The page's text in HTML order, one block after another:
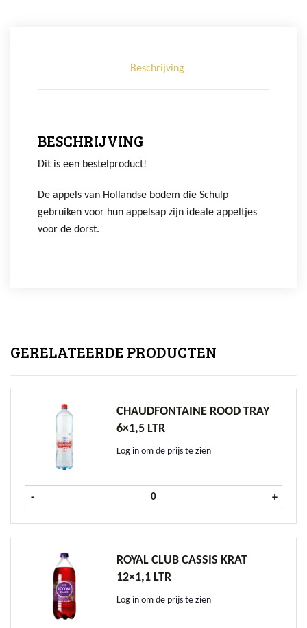
Beschrijving
BESCHRIJVING
Dit is een bestelproduct!
De appels van Hollandse bodem die Schulp
gebruiken voor hun appelsap zijn ideale appeltjes
voor de dorst.
GERELATEERDE PRODUCTEN
CHAUDFONTAINE ROOD TRAY
6×1,5 LTR
Log in om de prijs te zien
- Chaudfontaine Rood tray 6x1,5 ltr
+
ROYAL CLUB CASSIS KRAT
12×1,1 LTR
Log in om de prijs te zien